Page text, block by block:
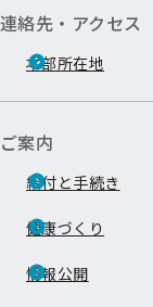
連絡先・アクセス
本部所在地
ご案内
給付と手続き
健康づくり
情報公開